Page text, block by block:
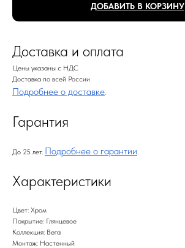
ДОБАВИТЬ В КОРЗИНУ
Доставка и оплата
Цены указаны с НДС
Доставка по всей России
Подробнее о доставке.
Гарантия
До 25 лет. Подробнее о гарантии.
Характеристики
Цвет: Хром
Покрытие: Глянцевое
Коллекция: Вега
Монтаж: Настенный